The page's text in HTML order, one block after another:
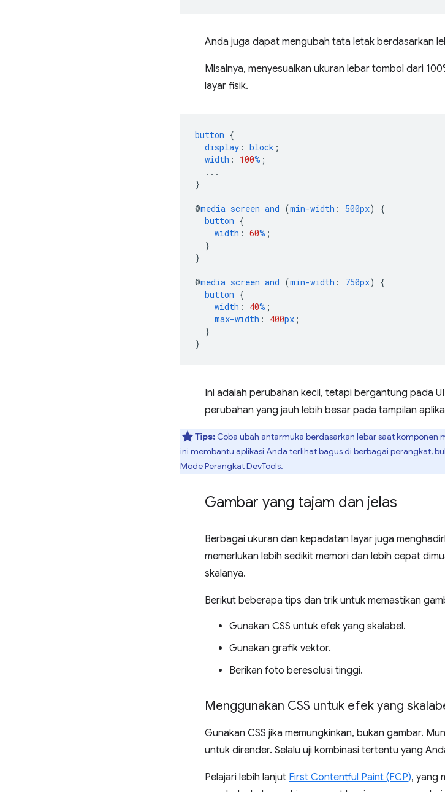
Anda juga dapat mengubah tata letak berdasarkan
Misalnya, menyesuaikan ukuran lebar tombol dari
layar fisik.
button {
display : block ;
width : 100% ;
...
}
@media screen and (min-width : 500px)
{
button {
width : 60% ;
}
}
@media screen and (min-width : 750px)
{
button {
width : 40% ;
max-width : 400px ;
}
}
Ini adalah perubahan kecil, tetapi bergantung pada
perubahan yang jauh lebih besar pada tampilan
Tips: Coba ubah antarmuka berdasarkan lebar saat komponen
ini membantu aplikasi Anda terlihat bagus di berbagai perangkat,
Mode Perangkat DevTools.
Gambar yang tajam dan jelas
Berbagai ukuran dan kepadatan layar juga
memerlukan lebih sedikit memori dan lebih cepat
skalanya.
Berikut beberapa tips dan trik untuk memastikan
Gunakan CSS untuk efek yang skalabel.
Gunakan grafik vektor.
Berikan foto beresolusi tinggi.
Menggunakan CSS untuk efek yang
Gunakan CSS jika memungkinkan, bukan gambar.
untuk dirender. Selalu uji kombinasi tertentu yang
Pelajari lebih lanjut First Contentful Paint (FCP), yang